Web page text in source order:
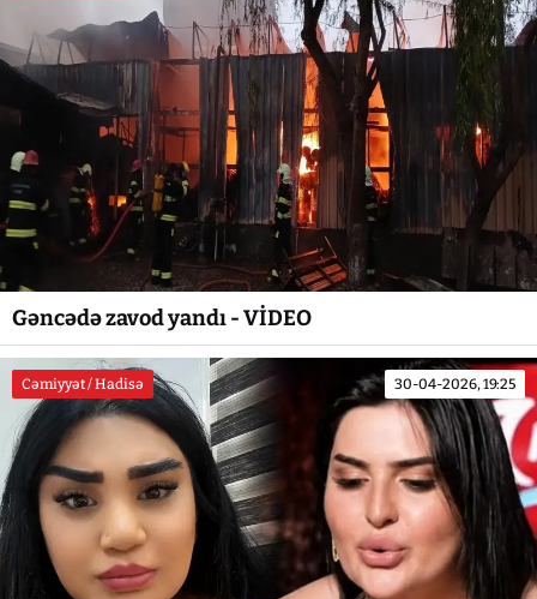
Gəncədə zavod yandı - VİDEO
Cəmiyyət / Hadisə 30-04-2026, 19:25